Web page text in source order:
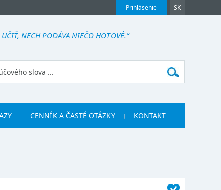
Prihlásenie SK
NECH PODÁVA NIEČO HOTOVÉ.“
CENNÍK A ČASTÉ OTÁZKY KONTAKT